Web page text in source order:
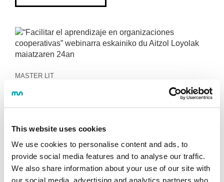
This website uses cookies
We use cookies to personalise content and ads, to
provide social media features and to analyse our traffic.
We also share information about your use of our site with
our social media, advertising and analytics partners who
MASTER LIT
organizaciones cooperativas” webinarra
24an
El ponente explicará el proceso de creación de una
comunidad de aprendizaje y presentará varios
ejemplos.